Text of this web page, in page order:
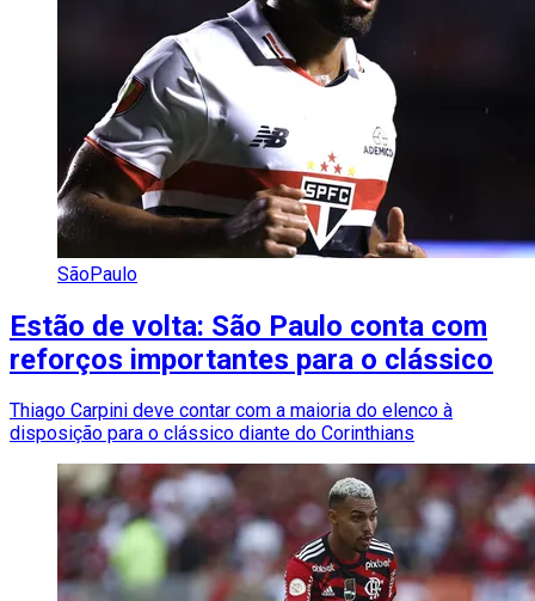
SãoPaulo
Estão de volta: São Paulo conta com
reforços importantes para o clássico
Thiago Carpini deve contar com a maioria do elenco à
disposição para o clássico diante do Corinthians